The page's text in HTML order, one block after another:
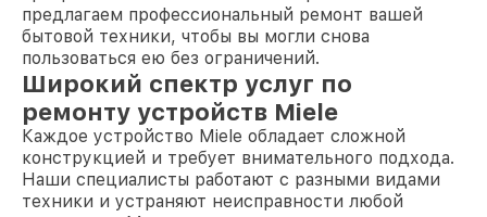
предлагаем профессиональный ремонт вашей
бытовой техники, чтобы вы могли снова
пользоваться ею без ограничений.
Широкий спектр услуг по
ремонту устройств Miele
Каждое устройство Miele обладает сложной
конструкцией и требует внимательного подхода.
Наши специалисты работают с разными видами
техники и устраняют неисправности любой